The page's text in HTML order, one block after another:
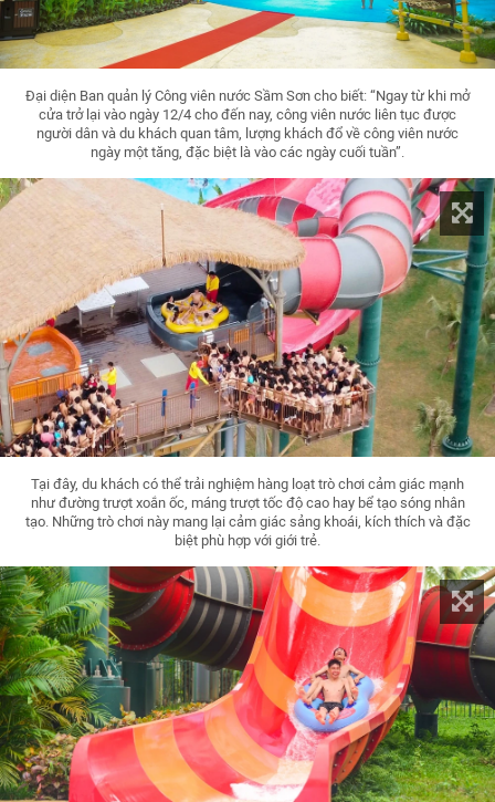
Đại diện Ban quản lý Công viên nước Sầm Sơn cho biết: “Ngay từ khi mở
cửa trở lại vào ngày 12/4 cho đến nay, công viên nước liên tục được
người dân và du khách quan tâm, lượng khách đổ về công viên nước
ngày một tăng, đặc biệt là vào các ngày cuối tuần”.
Tại đây, du khách có thể trải nghiệm hàng loạt trò chơi cảm giác mạnh
như đường trượt xoắn ốc, máng trượt tốc độ cao hay bể tạo sóng nhân
tạo. Những trò chơi này mang lại cảm giác sảng khoái, kích thích và đặc
biệt phù hợp với giới trẻ.